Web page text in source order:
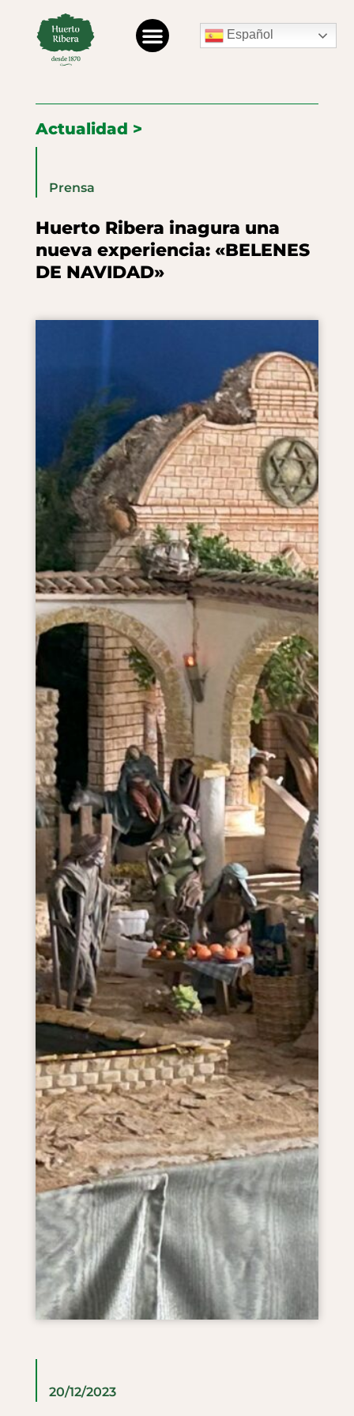
Español
Actualidad >
Prensa
Huerto Ribera inagura una
nueva experiencia: «BELENES
DE NAVIDAD»
20/12/2023